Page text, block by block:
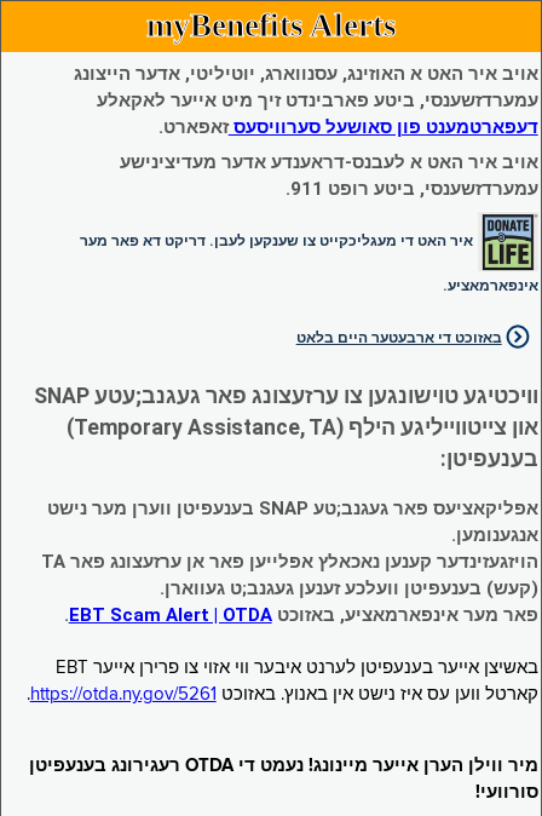
myBenefits Alerts
אויב איר האט א האוזינג, עסנווארג, יוטיליטי, אדער הייצונג
עמערדזשענסי, ביטע פארבינדט זיך מיט אייער לאקאלע
דעפארטמענט פון סאושעל סערוויסעסזאפארט.
אויב איר האט א לעבנס-דראענדע אדער מעדיצינישע
עמערדזשענסי, ביטע רופט 911.
איר האט די מעגליכקייט צו שענקען לעבן. דריקט דא פאר מער
אינפארמאציע.
באזוכט די ארבעטער היים בלאט
וויכטיגע טוישונגען צו ערזעצונג פאר געגנב;עטע SNAP
און צייטווייליגע הילף (Temporary Assistance, TA)
בענעפיטן:
אפליקאציעס פאר געגנב;טע SNAP בענעפיטן ווערן מער נישט
אנגענומען.
הויזגעזינדער קענען נאכאלץ אפּלייען פאר אן ערזעצונג פאר TA
(קעש) בענעפיטן וועלכע זענען געגנב;ט געווארן.
פאר מער אינפארמאציע, באזוכטEBT Scam Alert | OTDA
.
באשיצן אייער בענעפיטן לערנט איבער ווי אזוי צו פרירן אייער EBT
קארטל ווען עס איז נישט אין באנוץ. באזוכט https://otda.ny.gov/5261
.
מיר ווילן הערן אייער מיינונג! נעמט די OTDA רעגירונג בענעפיטן
סורוועי!